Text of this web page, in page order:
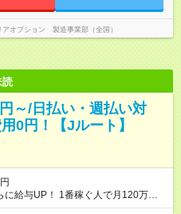
アオプション 製造事業部（全国）
読
～/日払い・週払い対
0円！【Jルート】
給与UP！ 1番稼ぐ人で月120万ほ